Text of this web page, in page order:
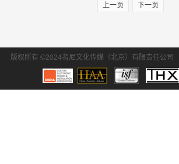
上一页 下一页
版权所有 ©2024者尼文化传媒（北京）有限责任公司